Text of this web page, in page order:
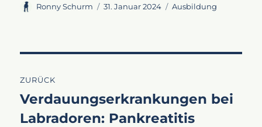
Autor
Ronny Schurm
Veröffentlicht
31. Januar 2024 Kategorien
Ausbildung
ZURÜCK
Vorheriger
Beitrag:
Verdauungserkrankungen bei
Labradoren: Pankreatitis